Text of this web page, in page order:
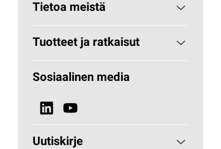
Tietoa meistä
Paroc yrityksenä
Miksi kivivilla?
Vastuullisuus
Uutiset ja media
Tuotteet ja ratkaisut
Rakennuseristeet
Sosiaalinen media
Uutiskirje